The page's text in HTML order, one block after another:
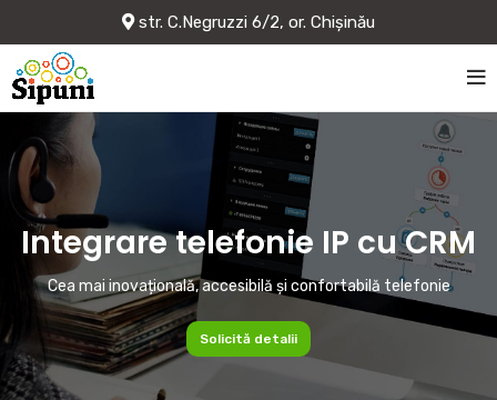
str. C.Negruzzi 6/2, or. Chișinău
Integrare telefonie IP cu CRM
Cea mai inovațională, accesibilă și confortabilă telefonie
Solicită detalii